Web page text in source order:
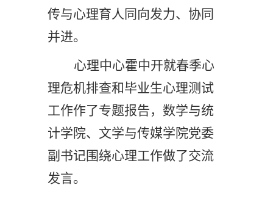
传与心理育人同向发力、协同
并进。
心理中心霍中开就春季心
理危机排查和毕业生心理测试
工作作了专题报告，数学与统
计学院、文学与传媒学院党委
副书记围绕心理工作做了交流
发言。